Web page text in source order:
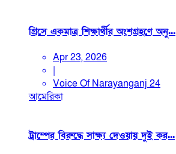
গ্রিসে একমাত্র শিক্ষার্থীর অংশগ্রহণে অনু...
Apr 23, 2026
|
Voice Of Narayanganj 24
আমেরিকা
ট্রাম্পের বিরুদ্ধে সাক্ষ্য দেওয়ায় দুই কর...